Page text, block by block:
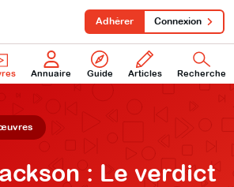
Annuaire Guide Articles Recherche
Adhérer Connexion
: Le verdict